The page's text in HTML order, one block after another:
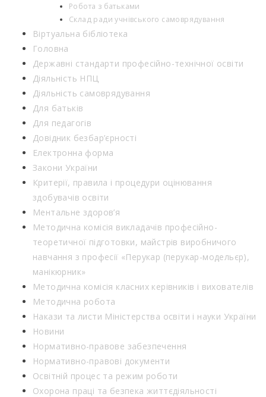
Робота з батьками
Склад ради учнівського самоврядування
Віртуальна бібліотека
Головна
Державні стандарти професійно-технічної освіти
Діяльність НПЦ
Діяльність самоврядування
Для батьків
Для педагогів
Довідник безбар’єрності
Електронна форма
Закони України
Критерії, правила і процедури оцінювання
здобувачів освіти
Ментальне здоров’я
Методична комісія викладачів професійно-
теоретичної підготовки, майстрів виробничого
навчання з професії «Перукар (перукар-модельєр),
манікюрник»
Методична комісія класних керівників і вихователів
Методична робота
Накази та листи Міністерства освіти і науки України
Новини
Нормативно-правове забезпечення
Нормативно-правові документи
Освітній процес та режим роботи
Охорона праці та безпека життєдіяльності